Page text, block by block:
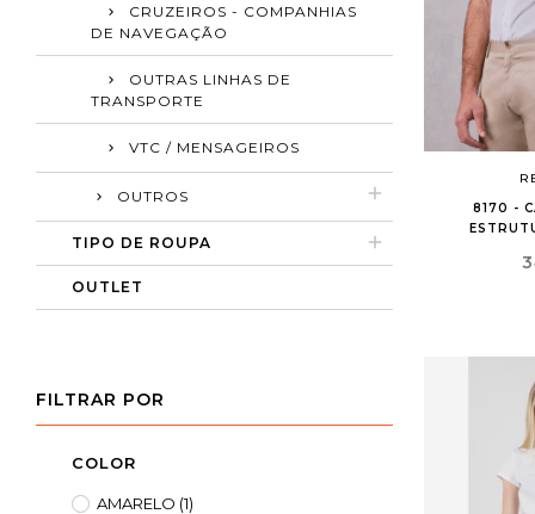
CRUZEIROS - COMPANHIAS
DE NAVEGAÇÃO
OUTRAS LINHAS DE
TRANSPORTE
VTC / MENSAGEIROS
OUTROS
TIPO DE ROUPA
OUTLET
FILTRAR POR
COLOR
AMARELO (1)
8170 -
add_circle_outline